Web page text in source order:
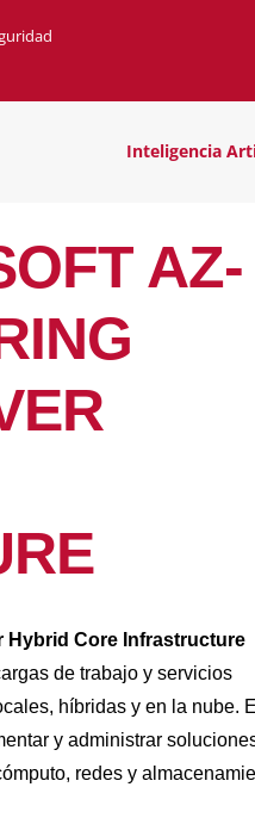
Inteligencia
AZ-
Hybrid Core Infrastructure
de trabajo y servicios
híbridas y en la nube. El
y administrar
redes y